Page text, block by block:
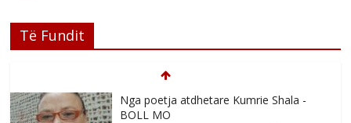
Të Fundit
Nga poetja atdhetare Kumrie Shala -
BOLL MO